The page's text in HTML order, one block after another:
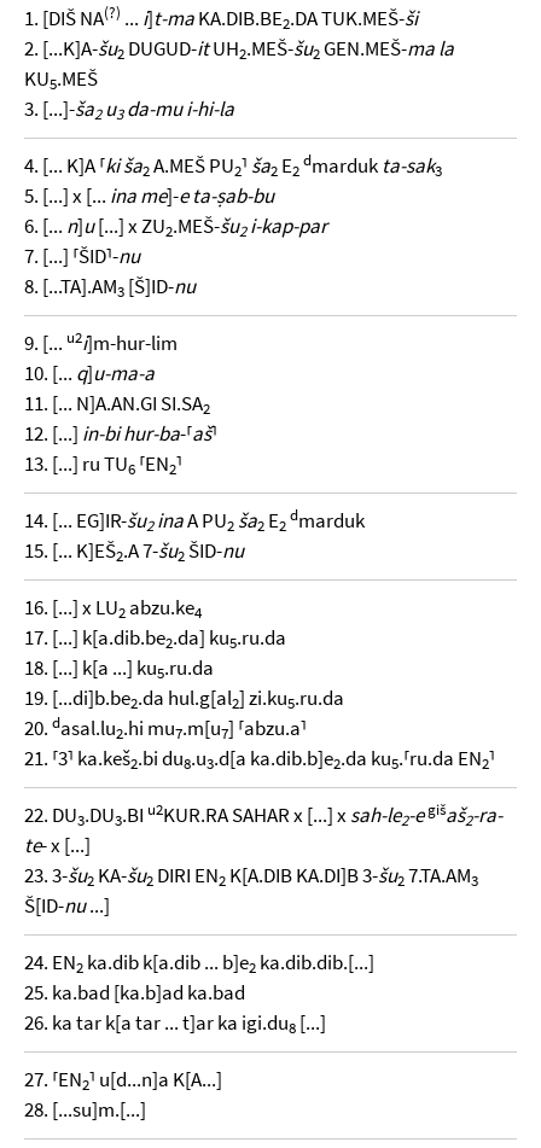
1. [DIŠ NA(?) ... i]t-maKA.DIB.BE2.DA TUK.MEŠ-ši
2. [...K]A-šu2 DUGUD-itUH2.MEŠ-šu2 GEN.MEŠ-ma la
KU5.MEŠ
3. [...]-ša2u3da-mu i-hi-la
4. [... K]A ⸢ki ša2A.MEŠ PU2⸣ ša2 E2
dmarduk ta-sak3
5. [...] x [... ina me]-e ta-ṣab-bu
6. [... n]u[...] x ZU2.MEŠ-šu2i-kap-par
7. [...] ⸢ŠID⸣-nu
8. [...TA].AM3 [Š]ID-nu
9. [... u2i]m-hur-lim
10. [... q]u-ma-a
11. [... N]A.AN.GI SI.SA2
12. [...] in-bi hur-ba-⸢aš⸣
13. [...] ru TU6 ⸢EN2⸣
14. [... EG]IR-šu2inaA PU2 ša2 E2
dmarduk
15. [... K]EŠ2.A 7-šu2 ŠID-nu
16. [...] x LU2 abzu.ke4
17. [...] k[a.dib.be2.da] ku5.ru.da
18. [...] k[a ...] ku5.ru.da
19. [...di]b.be2.da hul.g[al2] zi.ku5.ru.da
20. dasal.lu2.hi mu7.m[u7] ⸢abzu.a⸣
21. ⸢3⸣ ka.keš2.bi du8.u3.d[a ka.dib.b]e2.da ku5.⸢ru.da EN2⸣
22. DU3.DU3.BI u2KUR.RA SAHAR x [...] x sah-le2-egišaš2-ra-
te- x [...]
23. 3-šu2 KA-šu2 DIRI EN2 K[A.DIB KA.DI]B 3-šu27.TA.AM3
Š[ID-nu...]
24. EN2 ka.dib k[a.dib ... b]e2 ka.dib.dib.[...]
25. ka.bad [ka.b]ad ka.bad
26. ka tar k[a tar ... t]ar ka igi.du8 [...]
27. ⸢EN2⸣ u[d...n]a K[A...]
28. [...su]m.[...]